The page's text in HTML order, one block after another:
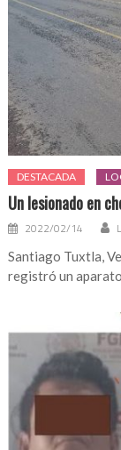
DESTACADA
Un lesionado en
2022/02/14
Santiago Tuxtla,
registró un